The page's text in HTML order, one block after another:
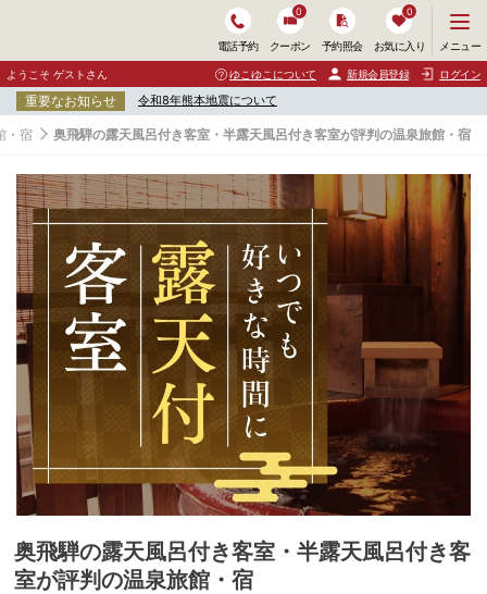
電話予約 クーポン
0
予約照会 お気に入り
0
ニ
ュ
ー
開
く
メニュー
ようこそ ゲストさん ゆこゆこについて 新規会員登録 ログイン
重要なお知らせ 令和8年熊本地震について
・宿 奥飛騨の露天風呂付き客室・半露天風呂付き客室が評判の温泉旅館・宿
奥
飛
騨
奥飛騨の露天風呂付き客室・半露天風呂付き客
室が評判の温泉旅館・宿